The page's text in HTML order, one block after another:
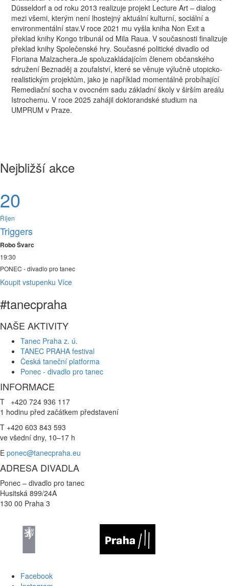
Düsseldorf a od roku 2013 realizuje projekt Lecture Art – dialog
mezi všemi, kterým není lhostejný aktuální kulturní, sociální a
environmentální stav.V roce 2021 mu vyšla kniha Non Exit a
překlad knihy Kongo tribunál od Mila Raua. V současnosti finalizuje
překlad knihy Společenské hry. Současné politické divadlo od
Floriana Malzachera.Je spoluzakládajícím členem občanského
sdružení Beznaděj a zoufalství, které se věnuje výlučně utopicko-
realistickým projektům, jako je například momentálně probíhající
Remediační socha v ovocném sadu základní školy v širším areálu
Istrochemu. V roce 2025 zahájil doktorandské studium na
UMPRUM v Praze.
Nejbližší akce
20
Říjen
Triggers
Robo Švarc
19:30
PONEC - divadlo pro tanec
Koupit vstupenku Více
#tanecpraha
NAŠE AKTIVITY
Tanec Praha z. ú.
TANEC PRAHA festival
Česká taneční platforma
Ponec - divadlo pro tanec
INFORMACE
T +420 724 936 117
1 hodinu před začátkem představení
T +420 603 843 593
ve všední dny, 10–17 h
E ponec@tanecpraha.eu
ADRESA DIVADLA
Ponec – divadlo pro tanec
Husitská 899/24A
130 00 Praha 3
Facebook